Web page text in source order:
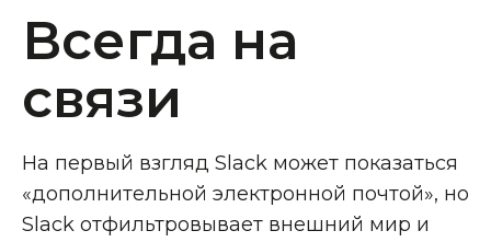
Всегда на
связи
На первый взгляд Slack может показаться
«дополнительной электронной почтой», но
Slack отфильтровывает внешний мир и